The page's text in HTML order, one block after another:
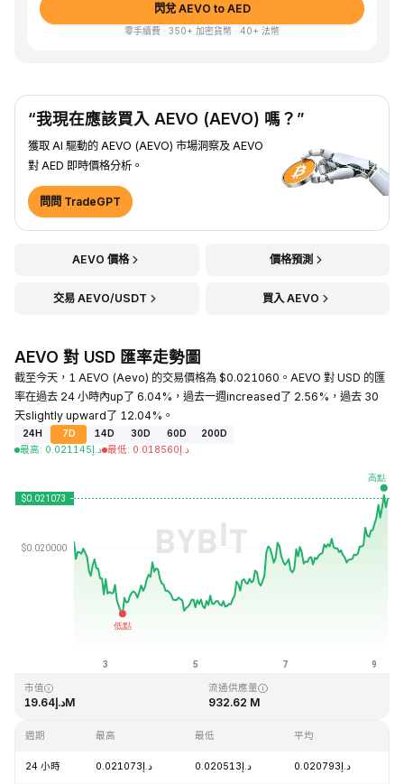
閃兌 AEVO to AED
零手續費 · 350+ 加密貨幣 · 40+ 法幣
“我現在應該買入 AEVO (AEVO) 嗎？”
獲取 AI 驅動的 AEVO (AEVO) 市場洞察及 AEVO
對 AED 即時價格分析。
問問 TradeGPT
AEVO 價格 價格預測
交易 AEVO/USDT 買入 AEVO
AEVO 對 USD 匯率走勢圖
截至今天，1 AEVO (Aevo) 的交易價格為 $0.021060。AEVO 對 USD 的匯
率在過去 24 小時內up了 6.04%，過去一週increased了 2.56%，過去 30
天slightly upward了 12.04%。
24H 7D 14D 30D 60D
200D
最高: د.إ0.021145 最低: د.إ0.018560
最近更新時間：2026-08-09 06:56 (GMT+0)
市值
د.إ19.64M
流通供應量
932.62 M
週期 最高 最低 平均
24 小時 د.إ0.021073 د.إ0.020513 د.إ0.020793